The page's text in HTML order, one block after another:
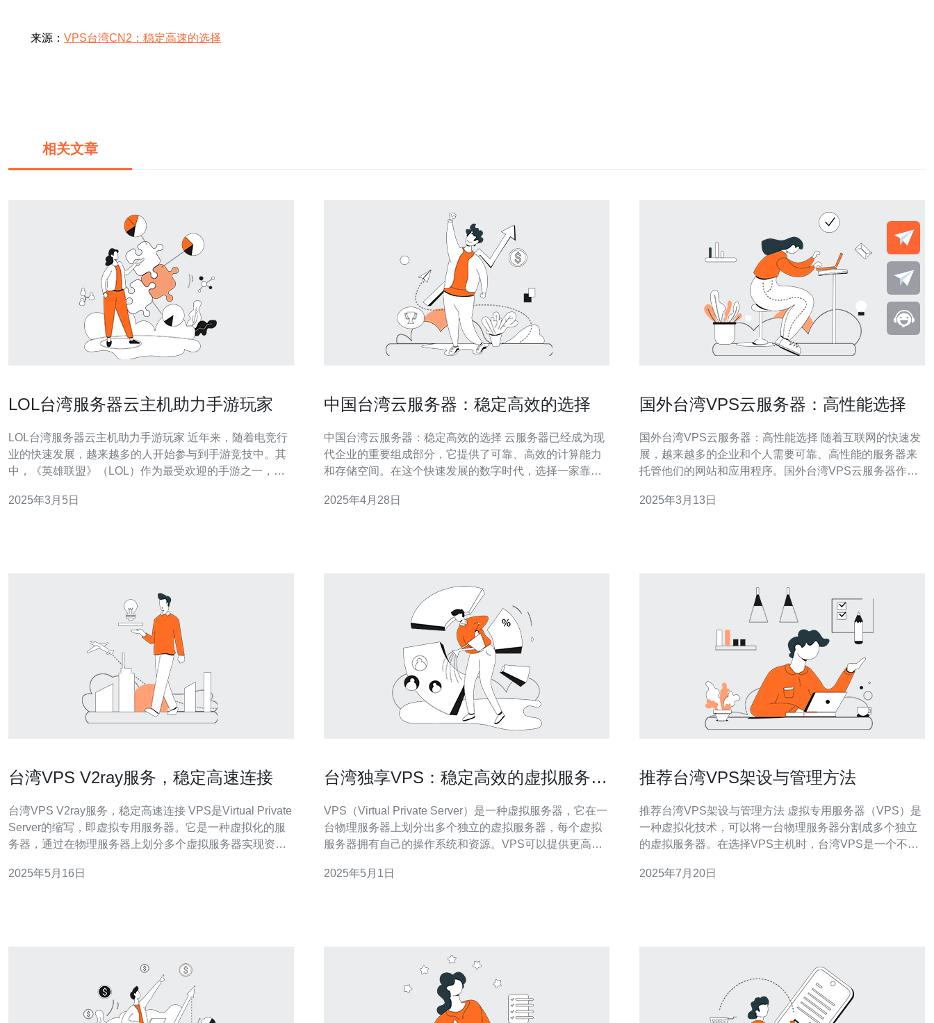
来源： VPS台湾CN2：稳定高速的选择
相关文章
LOL台湾服务器云主机助力手游玩家
LOL台湾服务器云主机助力手游玩家 近年来，随着电竞行
业的快速发展，越来越多的人开始参与到手游竞技中。其
中，《英雄联盟》（LOL）作为最受欢迎的手游之一，吸
络限制无法顺畅连接到游戏服务器。为了解决这个问题，
2025年3月5日
中国台湾云服务器：稳定高效的选择
中国台湾云服务器：稳定高效的选择 云服务器已经成为现
代企业的重要组成部分，它提供了可靠、高效的计算能力
和存储空间。在这个快速发展的数字时代，选择一家靠谱
凭借其稳定性和高效性，成为越来越多企业的首选。 中国
2025年4月28日
国外台湾VPS云服务器：高性能选择
国外台湾VPS云服务器：高性能选择 随着互联网的快速发
展，越来越多的企业和个人需要可靠、高性能的服务器来
托管他们的网站和应用程序。国外台湾VPS云服务器作为
VPS云服务器基于云计算技术，提供稳定可靠的服务器环
2025年3月13日
台湾VPS V2ray服务，稳定高速连接
台湾VPS V2ray服务，稳定高速连接 VPS是Virtual Private
Server的缩写，即虚拟专用服务器。它是一种虚拟化的服
务器，通过在物理服务器上划分多个虚拟服务器实现资源
可靠性，适合运行网站、应用程序等。 台湾VPS具有稳定
2025年5月16日
台湾独享VPS：稳定高效的虚拟服务器
VPS（Virtual Private Server）是一种虚拟服务器，它在一
台物理服务器上划分出多个独立的虚拟服务器，每个虚拟
服务器拥有自己的操作系统和资源。VPS可以提供更高的
是一种在台湾地区提供的VPS服务，它具有以下优势：
2025年5月1日
推荐台湾VPS架设与管理方法
推荐台湾VPS架设与管理方法 虚拟专用服务器（VPS）是
一种虚拟化技术，可以将一台物理服务器分割成多个独立
的虚拟服务器。在选择VPS主机时，台湾VPS是一个不错
台湾地区进行网站架设。 以下是推荐的台湾VPS架设与管
2025年7月20日